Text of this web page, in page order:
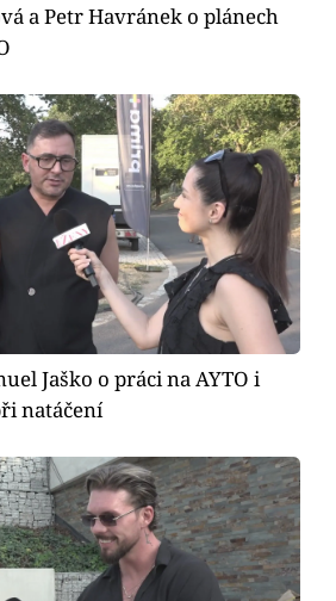
a Petr Havránek o plánech
Jaško o práci na AYTO i
natáčení